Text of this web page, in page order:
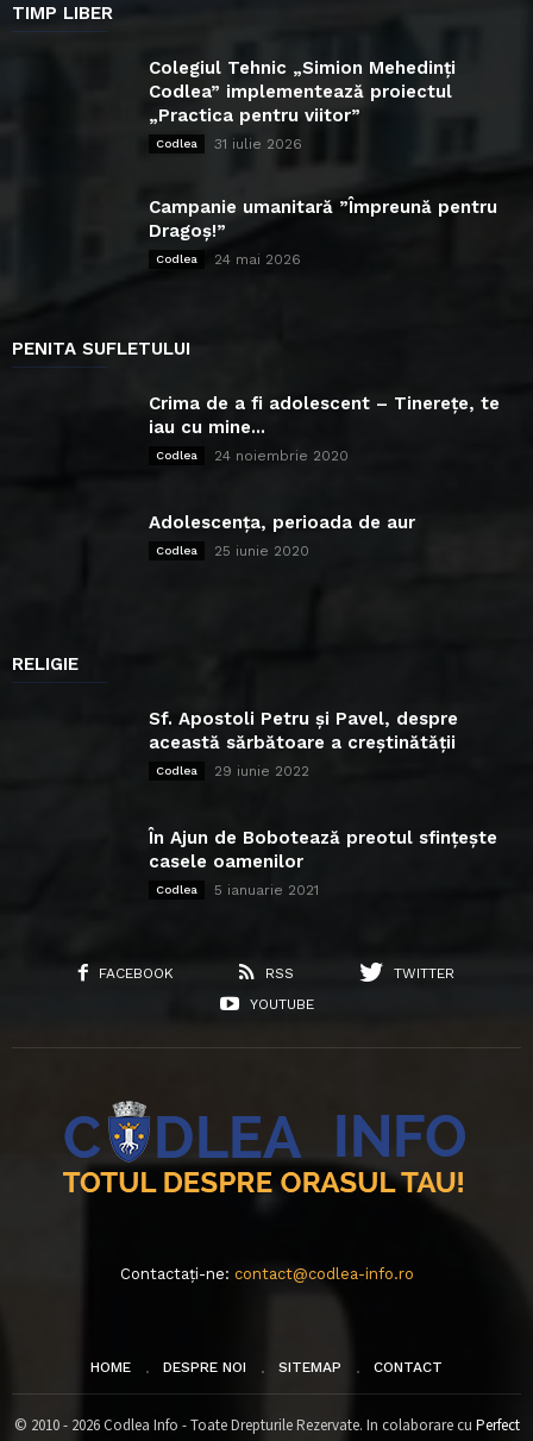
TIMP LIBER
Colegiul Tehnic „Simion Mehedinți
Codlea” implementează proiectul
„Practica pentru viitor”
Codlea 31 iulie 2026
Campanie umanitară ”Împreună pentru
Dragoș!”
Codlea 24 mai 2026
PENITA SUFLETULUI
Crima de a fi adolescent – Tinerețe, te
iau cu mine...
Codlea 24 noiembrie 2020
Adolescența, perioada de aur
Codlea 25 iunie 2020
RELIGIE
Sf. Apostoli Petru și Pavel, despre
această sărbătoare a creștinătății
Codlea 29 iunie 2022
În Ajun de Bobotează preotul sfințește
casele oamenilor
Codlea 5 ianuarie 2021
FACEBOOK RSS
TWITTER
YOUTUBE
Contactați-ne: contact@codlea-info.ro
HOME DESPRE NOI SITEMAP CONTACT
© 2010 - 2026 Codlea Info - Toate Drepturile Rezervate. In colaborare cu Perfect